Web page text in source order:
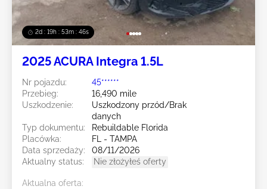
2d : 19h : 53m : 43s
2025 ACURA Integra 1.5L
Nr pojazdu:
45******
Przebieg:
16,490 mile
Uszkodzenie:
Uszkodzony przód/Brak
danych
Typ dokumentu:
Rebuildable Florida
Placówka:
FL - TAMPA
Data sprzedaży:
08/11/2026
Aktualny status:
Nie złożyłeś oferty
Aktualna oferta: